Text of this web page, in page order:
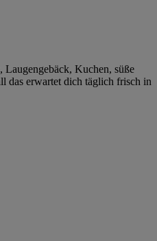
Kuchen, süße
das erwartet dich täglich frisch in